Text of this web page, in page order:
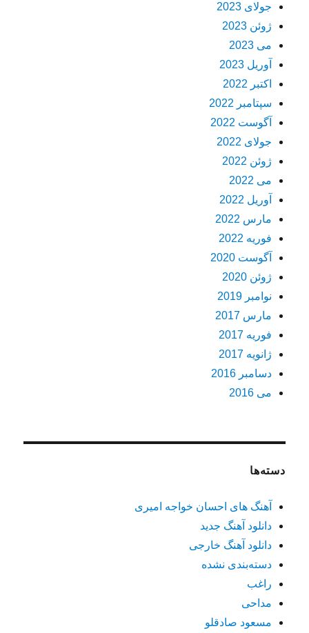
جولای 2023
ژوئن 2023
می 2023
آوریل 2023
اکتبر 2022
سپتامبر 2022
آگوست 2022
جولای 2022
ژوئن 2022
می 2022
آوریل 2022
مارس 2022
فوریه 2022
آگوست 2020
ژوئن 2020
نوامبر 2019
مارس 2017
فوریه 2017
ژانویه 2017
دسامبر 2016
می 2016
دسته‌ها
آهنگ های احسان خواجه امیری
دانلود آهنگ جدید
دانلود آهنگ خارجی
دسته‌بندی نشده
راغب
مداحی
مسعود صادقلو